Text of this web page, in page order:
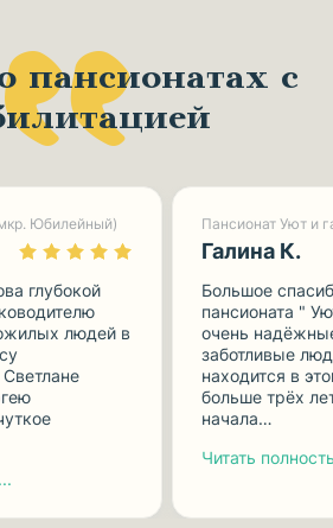
пансионатах с
Юбилейный)
глубокой
людей в
Галина К.
Большое
пансионата "
очень
заботливые
находится в
больше трёх
начала…
Читать